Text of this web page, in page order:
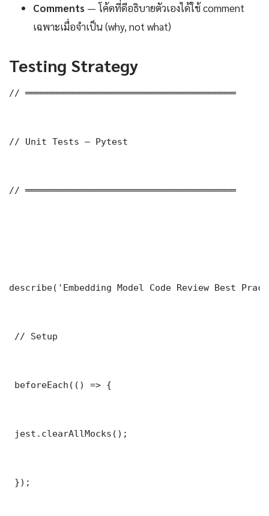
Comments — โค้ดที่ดีอธิบายตัวเองได้ใช้ comment
เฉพาะเมื่อจำเป็น (why, not what)
Testing Strategy
// ═══════════════════════════════════════
// Unit Tests — Pytest
// ═══════════════════════════════════════
describe('Embedding Model Code Review Best
// Setup
beforeEach(() => {
jest.clearAllMocks();
});